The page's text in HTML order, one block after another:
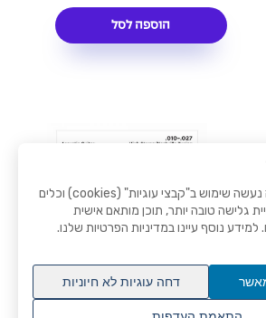
הוספה לסל
סט מיתרים לגיטרה אקוסטית
לידיעתכם, באתר זה נעשה שימוש ב"קבצי עוגיות" (cookies) וכלים
גלישה טובה יותר, תוכן מותאם אישית
למידע נוסף עיינו במדיניות הפרטיות שלנו.
דחה עוגיות לא חיוניות